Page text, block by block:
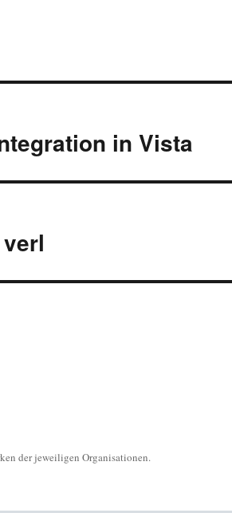
in Vista
der jeweiligen Organisationen.